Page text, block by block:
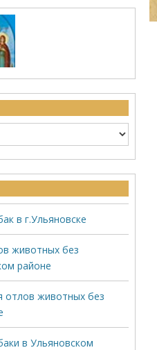
в г.Ульяновске
животных без
районе
отлов животных без
в Ульяновском